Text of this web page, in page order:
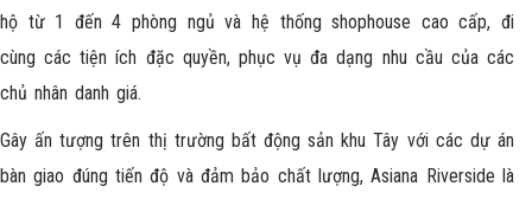
hộ từ 1 đến 4 phòng ngủ và hệ thống shophouse cao cấp, đi
cùng các tiện ích đặc quyền, phục vụ đa dạng nhu cầu của các
chủ nhân danh giá.
Gây ấn tượng trên thị trường bất động sản khu Tây với các dự án
bàn giao đúng tiến độ và đảm bảo chất lượng, Asiana Riverside là